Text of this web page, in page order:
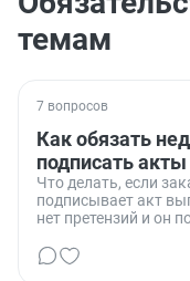
темам
7 вопросов
Как обязать
подписать
Что делать, если
подписывает акт
нет претензий и он